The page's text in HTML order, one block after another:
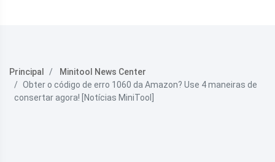
Principal
Minitool News Center
Obter o código de erro 1060 da Amazon? Use 4 maneiras de
consertar agora! [Notícias MiniTool]